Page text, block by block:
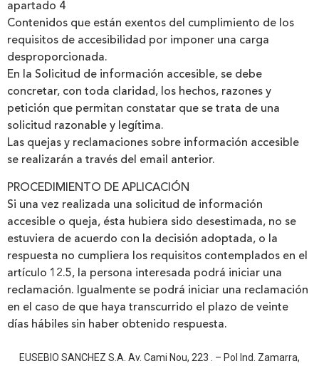
apartado 4
Contenidos que están exentos del cumplimiento de los
requisitos de accesibilidad por imponer una carga
desproporcionada.
En la Solicitud de información accesible, se debe
concretar, con toda claridad, los hechos, razones y
petición que permitan constatar que se trata de una
solicitud razonable y legítima.
Las quejas y reclamaciones sobre información accesible
se realizarán a través del email anterior.
PROCEDIMIENTO DE APLICACIÓN
Si una vez realizada una solicitud de información
accesible o queja, ésta hubiera sido desestimada, no se
estuviera de acuerdo con la decisión adoptada, o la
respuesta no cumpliera los requisitos contemplados en el
artículo 12.5, la persona interesada podrá iniciar una
reclamación. Igualmente se podrá iniciar una reclamación
en el caso de que haya transcurrido el plazo de veinte
días hábiles sin haber obtenido respuesta.
EUSEBIO SANCHEZ S.A. Av. Cami Nou, 223 . – Pol Ind. Zamarra,